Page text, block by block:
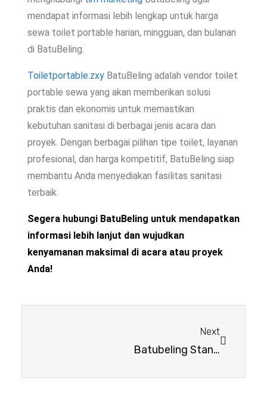
mendapat informasi lebih lengkap untuk harga
sewa toilet portable harian, mingguan, dan bulanan
di BatuBeling.
Toiletportable.zxy BatuBeling adalah vendor toilet
portable sewa yang akan memberikan solusi
praktis dan ekonomis untuk memastikan
kebutuhan sanitasi di berbagai jenis acara dan
proyek. Dengan berbagai pilihan tipe toilet, layanan
profesional, dan harga kompetitif, BatuBeling siap
membantu Anda menyediakan fasilitas sanitasi
terbaik.
Segera hubungi BatuBeling untuk mendapatkan
informasi lebih lanjut dan wujudkan
kenyamanan maksimal di acara atau proyek
Anda!
Next
Batubeling Standard Toilet Portable